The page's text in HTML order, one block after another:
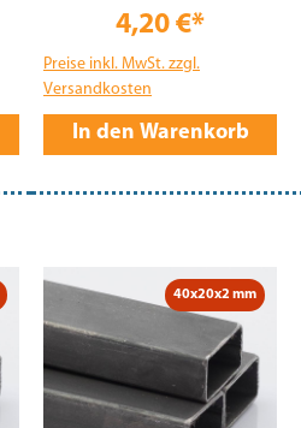
4,20 €*
Preise inkl. MwSt. zzgl.
Versandkosten
In den Warenkorb
40x20x2 mm